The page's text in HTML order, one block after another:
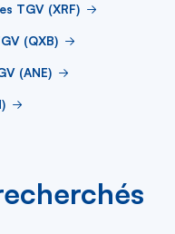
TGV (XRF)
(QXB)
(ANE)